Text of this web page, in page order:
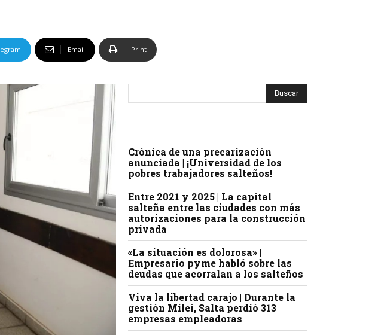
Email Print
Crónica de una precarización
anunciada | ¡Universidad de los
pobres trabajadores salteños!
Entre 2021 y 2025 | La capital
salteña entre las ciudades con más
autorizaciones para la construcción
privada
«La situación es dolorosa» |
Empresario pyme habló sobre las
deudas que acorralan a los salteños
Viva la libertad carajo | Durante la
gestión Milei, Salta perdió 313
empresas empleadoras